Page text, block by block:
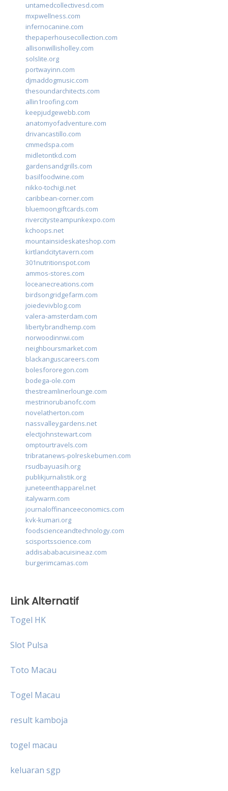
untamedcollectivesd.com
mxpwellness.com
infernocanine.com
thepaperhousecollection.com
allisonwillisholley.com
solslite.org
portwayinn.com
djmaddogmusic.com
thesoundarchitects.com
allin1roofing.com
keepjudgewebb.com
anatomyofadventure.com
drivancastillo.com
cmmedspa.com
midletontkd.com
gardensandgrills.com
basilfoodwine.com
nikko-tochigi.net
caribbean-corner.com
bluemoongiftcards.com
rivercitysteampunkexpo.com
kchoops.net
mountainsideskateshop.com
kirtlandcitytavern.com
301nutritionspot.com
ammos-stores.com
loceanecreations.com
birdsongridgefarm.com
joiedevivblog.com
valera-amsterdam.com
libertybrandhemp.com
norwoodinnwi.com
neighboursmarket.com
blackanguscareers.com
bolesfororegon.com
bodega-ole.com
thestreamlinerlounge.com
mestrinorubanofc.com
novelatherton.com
nassvalleygardens.net
electjohnstewart.com
omptourtravels.com
tribratanews-polreskebumen.com
rsudbayuasih.org
publikjurnalistik.org
juneteenthapparel.net
italywarm.com
journaloffinanceeconomics.com
kvk-kumari.org
foodscienceandtechnology.com
scisportsscience.com
addisababacuisineaz.com
burgerimcamas.com
Link Alternatif
Togel HK
Slot Pulsa
Toto Macau
Togel Macau
result kamboja
togel macau
keluaran sgp